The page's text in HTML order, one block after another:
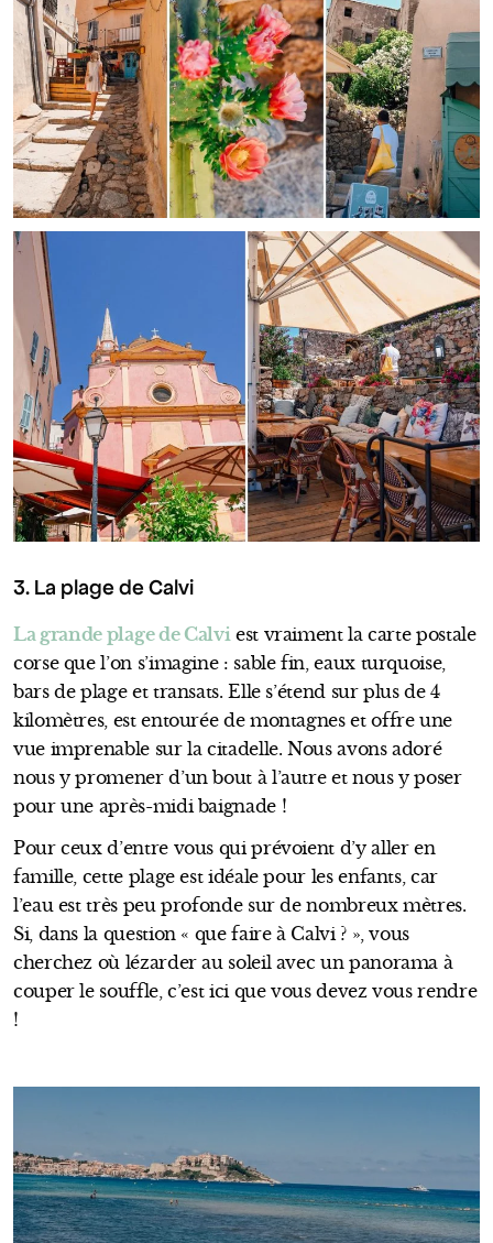
3. La plage de Calvi
La grande plage de Calviest vraiment la carte postale
corse que l’on s’imagine : sable fin, eaux turquoise,
bars de plage et transats. Elle s’étend sur plus de 4
kilomètres, est entourée de montagnes et offre une
vue imprenable sur la citadelle. Nous avons adoré
nous y promener d’un bout à l’autre et nous y poser
pour une après-midi baignade !
Pour ceux d’entre vous qui prévoient d’y aller en
famille, cette plage est idéale pour les enfants, car
l’eau est très peu profonde sur de nombreux mètres.
Si, dans la question « que faire à Calvi ? », vous
cherchez où lézarder au soleil avec un panorama à
couper le souffle, c’est ici que vous devez vous rendre
!